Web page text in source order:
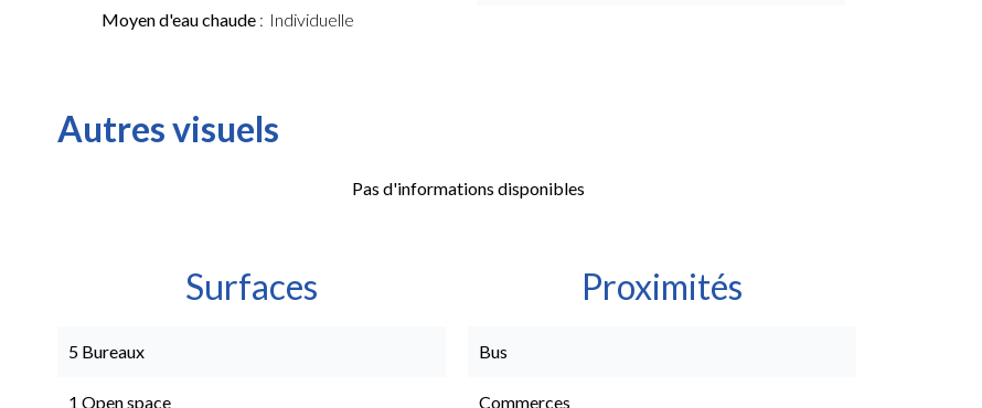
Moyen d'eau chaude Individuelle
Autres visuels
Pas d'informations disponibles
Surfaces
5 Bureaux
1 Open space
Proximités
Bus
Commerces